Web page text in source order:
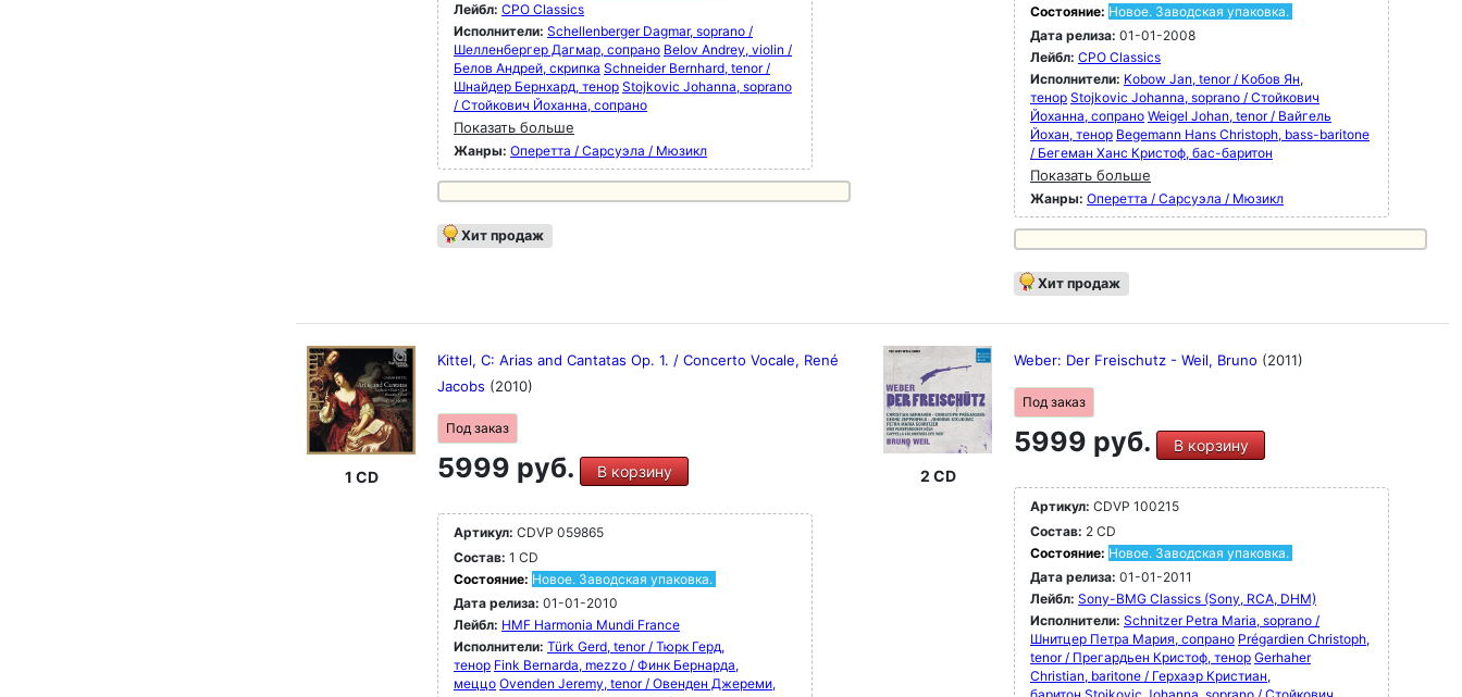
Лейбл: CPO Classics
Исполнители: Schellenberger Dagmar, soprano /
Шелленбергер Дагмар, сопрано Belov Andrey, violin /
Белов Андрей, скрипка Schneider Bernhard, tenor /
Шнайдер Бернхард, тенор Stojkovic Johanna, soprano
/ Стойкович Йоханна, сопрано
Показать больше
Жанры: Оперетта / Сарсуэла / Мюзикл
Хит продаж
Состояние: Новое. Заводская упаковка.
Дата релиза: 01-01-2008
Лейбл: CPO Classics
Исполнители: Kobow Jan, tenor / Кобов Ян,
тенор Stojkovic Johanna, soprano / Стойкович
Йоханна, сопрано Weigel Johan, tenor / Вайгель
Йохан, тенор Begemann Hans Christoph, bass-baritone
/ Бегеман Ханс Кристоф, бас-баритон
Показать больше
Жанры: Оперетта / Сарсуэла / Мюзикл
Хит продаж
1 CD
Kittel, C: Arias and Cantatas Op. 1. / Concerto Vocale, René
Jacobs (2010)
Под заказ
5999 руб. В корзину
Артикул: CDVP 059865
Состав: 1 CD
Состояние: Новое. Заводская упаковка.
Дата релиза: 01-01-2010
Лейбл: HMF Harmonia Mundi France
Исполнители: Türk Gerd, tenor / Тюрк Герд,
тенор Fink Bernarda, mezzo / Финк Бернарда,
меццо Ovenden Jeremy, tenor / Овенден Джереми,
2 CD
Weber: Der Freischutz - Weil, Bruno (2011)
Под заказ
5999 руб. В корзину
Артикул: CDVP 100215
Состав: 2 CD
Состояние: Новое. Заводская упаковка.
Дата релиза: 01-01-2011
Лейбл: Sony-BMG Classics (Sony, RCA, DHM)
Исполнители: Schnitzer Petra Maria, soprano /
Шнитцер Петра Мария, сопрано Prégardien Christoph,
tenor / Прегардьен Кристоф, тенор Gerhaher
Christian, baritone / Герхаэр Кристиан,